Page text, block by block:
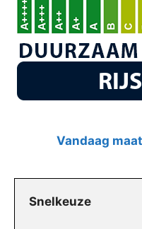
Vandaag
Snelkeuze